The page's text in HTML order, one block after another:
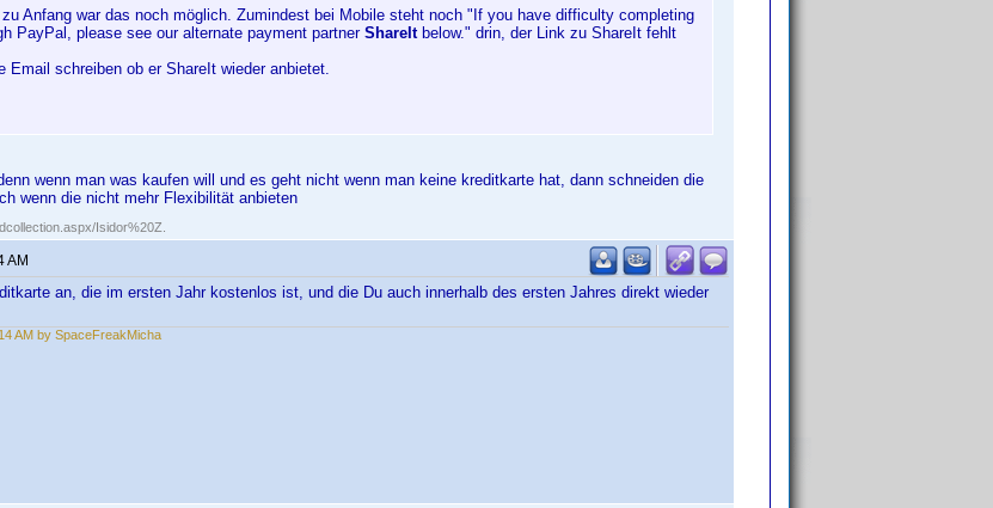
Anfang war das noch möglich. Zumindest bei Mobile steht noch "If you have difficulty completing
PayPal, please see our alternate payment partner ShareItbelow." drin, der Link zu ShareIt fehlt
Email schreiben ob er ShareIt wieder anbietet.
wenn man was kaufen will und es geht nicht wenn man keine kreditkarte hat, dann schneiden die
wenn die nicht mehr Flexibilität anbieten
Isidor%20Z.
AM
an, die im ersten Jahr kostenlos ist, und die Du auch innerhalb des ersten Jahres direkt wieder
AM by SpaceFreakMicha